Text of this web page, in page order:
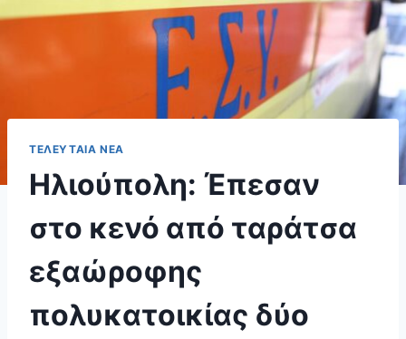
ΤΕΛΕΥΤΑΊΑ ΝΈΑ
Ηλιούπολη: Έπεσαν
στο κενό από ταράτσα
εξαώροφης
πολυκατοικίας δύο